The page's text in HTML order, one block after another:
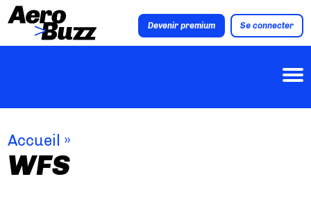
Devenir premium Se connecter
Accueil »
WFS